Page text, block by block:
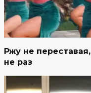
Ржу не
не раз